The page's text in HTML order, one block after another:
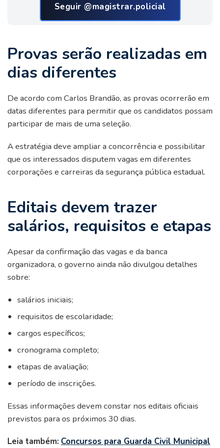
Seguir @magistrar.policial
Provas serão realizadas em
dias diferentes
De acordo com Carlos Brandão, as provas ocorrerão em
datas diferentes para permitir que os candidatos possam
participar de mais de uma seleção.
A estratégia deve ampliar a concorrência e possibilitar
que os interessados disputem vagas em diferentes
corporações e carreiras da segurança pública estadual.
Editais devem trazer
salários, requisitos e etapas
Apesar da confirmação das vagas e da banca
organizadora, o governo ainda não divulgou detalhes
sobre:
salários iniciais;
requisitos de escolaridade;
cargos específicos;
cronograma completo;
etapas de avaliação;
período de inscrições.
Essas informações devem constar nos editais oficiais
previstos para os próximos 30 dias.
Leia também: Concursos para Guarda Civil Municipal